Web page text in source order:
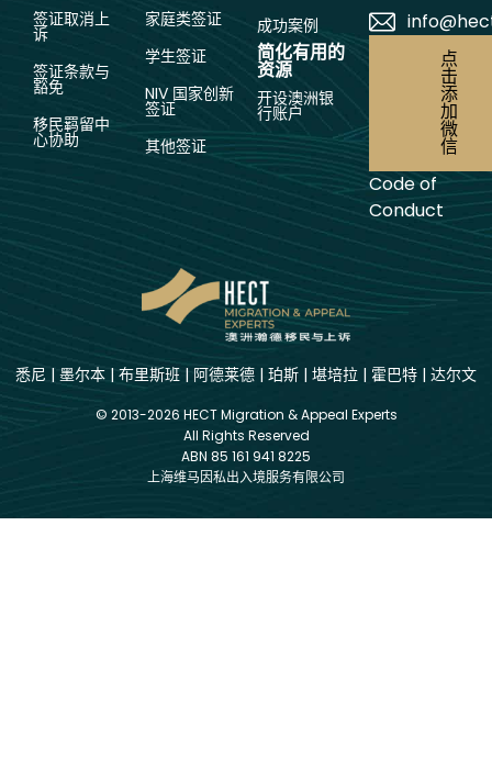
签证取消上
诉
签证条款与
豁免
移民羁留中
心协助
家庭类签证
学生签证
NIV 国家创新
签证
其他签证
成功案例
简化有用的
资源
开设澳洲银
行账户
点
击
添
加
微
信
Code of
Conduct
悉尼 | 墨尔本 | 布里斯班 | 阿德莱德 | 珀斯 | 堪培拉 | 霍巴特 | 达尔文
© 2013-2026 HECT Migration & Appeal Experts
All Rights Reserved
ABN 85 161 941 8225
上海维马因私出入境服务有限公司